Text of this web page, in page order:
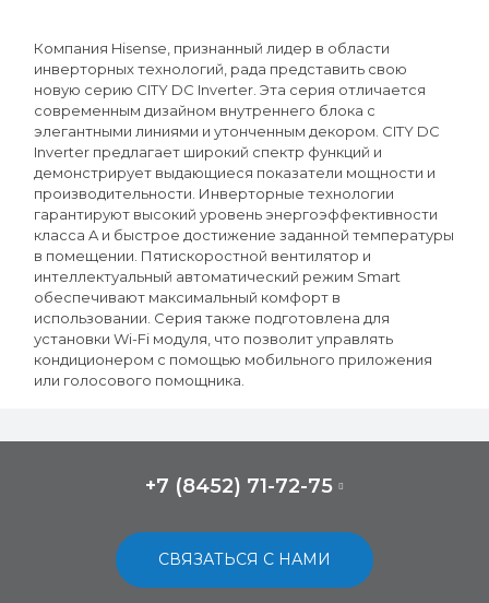
Компания Hisense, признанный лидер в области
инверторных технологий, рада представить свою
новую серию CITY DC Inverter. Эта серия отличается
современным дизайном внутреннего блока с
элегантными линиями и утонченным декором. CITY DC
Inverter предлагает широкий спектр функций и
демонстрирует выдающиеся показатели мощности и
производительности. Инверторные технологии
гарантируют высокий уровень энергоэффективности
класса A и быстрое достижение заданной температуры
в помещении. Пятискоростной вентилятор и
интеллектуальный автоматический режим Smart
обеспечивают максимальный комфорт в
использовании. Серия также подготовлена для
установки Wi-Fi модуля, что позволит управлять
кондиционером с помощью мобильного приложения
или голосового помощника.
+7 (8452) 71-72-75
СВЯЗАТЬСЯ С НАМИ